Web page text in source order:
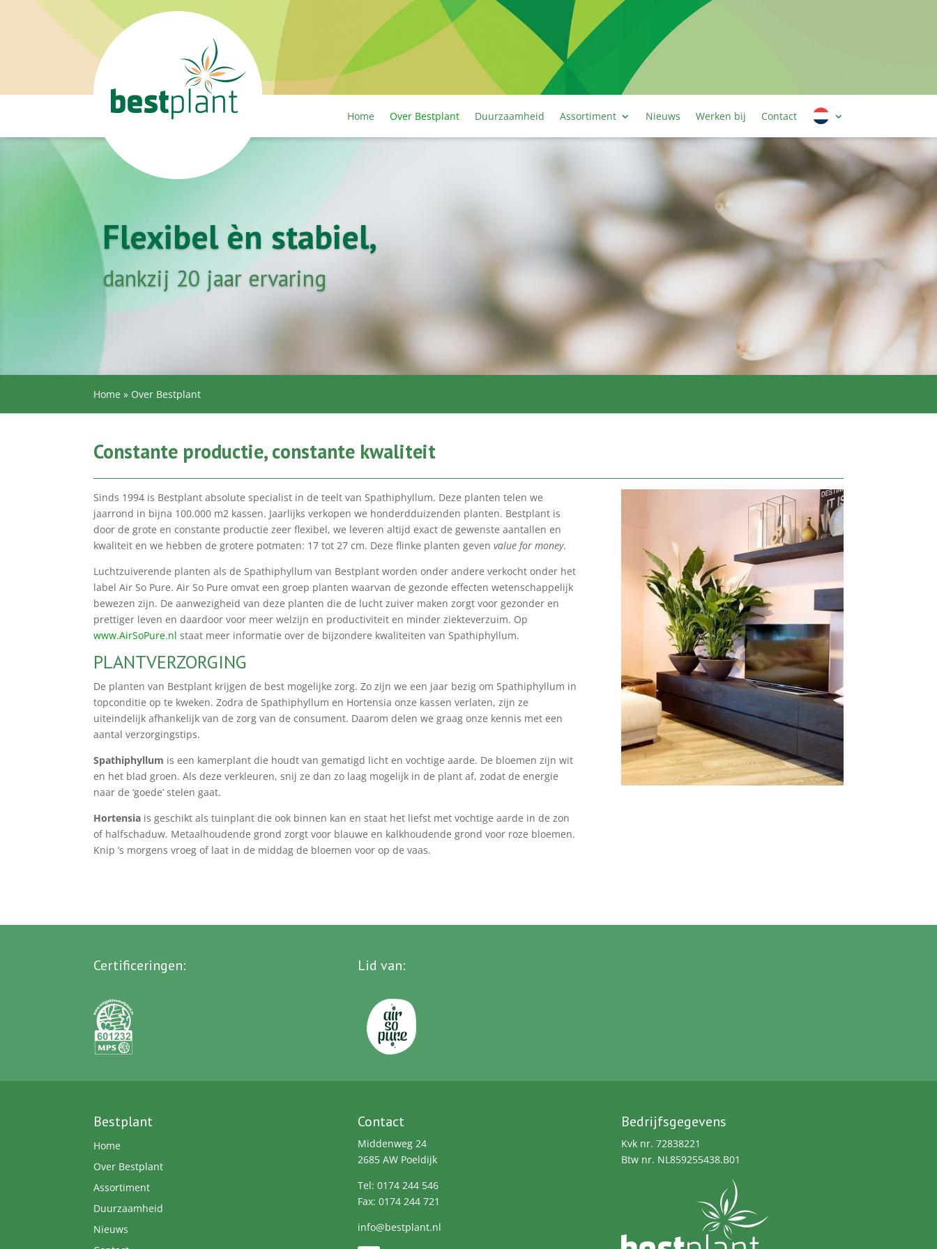
Home Over Bestplant Duurzaamheid Assortiment Nieuws Werken bij Contact
Flexibel èn stabiel,
dankzij 20 jaar ervaring
Home » Over Bestplant
Constante productie, constante kwaliteit
Sinds 1994 is Bestplant absolute specialist in de teelt van Spathiphyllum. Deze planten telen we
jaarrond in bijna 100.000 m2 kassen. Jaarlijks verkopen we honderdduizenden planten. Bestplant is
door de grote en constante productie zeer flexibel, we leveren altijd exact de gewenste aantallen en
kwaliteit en we hebben de grotere potmaten: 17 tot 27 cm. Deze flinke planten gevenvalue for money.
Luchtzuiverende planten als de Spathiphyllum van Bestplant worden onder andere verkocht onder het
label Air So Pure. Air So Pure omvat een groep planten waarvan de gezonde effecten wetenschappelijk
bewezen zijn. De aanwezigheid van deze planten die de lucht zuiver maken zorgt voor gezonder en
prettiger leven en daardoor voor meer welzijn en productiviteit en minder ziekteverzuim. Op
www.AirSoPure.nl staat meer informatie over de bijzondere kwaliteiten van Spathiphyllum.
PLANTVERZORGING
De planten van Bestplant krijgen de best mogelijke zorg. Zo zijn we een jaar bezig om Spathiphyllum in
topconditie op te kweken. Zodra de Spathiphyllum en Hortensia onze kassen verlaten, zijn ze
uiteindelijk afhankelijk van de zorg van de consument. Daarom delen we graag onze kennis met een
aantal verzorgingstips.
Spathiphyllum is een kamerplant die houdt van gematigd licht en vochtige aarde. De bloemen zijn wit
en het blad groen. Als deze verkleuren, snij ze dan zo laag mogelijk in de plant af, zodat de energie
naar de ‘goede’ stelen gaat.
Hortensia is geschikt als tuinplant die ook binnen kan en staat het liefst met vochtige aarde in de zon
of halfschaduw. Metaalhoudende grond zorgt voor blauwe en kalkhoudende grond voor roze bloemen.
Knip ’s morgens vroeg of laat in de middag de bloemen voor op de vaas.
Certificeringen: Lid van:
Bestplant
Home
Over Bestplant
Assortiment
Duurzaamheid
Nieuws
Contact
Middenweg 24
2685 AW Poeldijk
Tel: 0174 244 546
Fax: 0174 244 721
info@bestplant.nl
Bedrijfsgegevens
Kvk nr. 72838221
Btw nr. NL859255438.B01